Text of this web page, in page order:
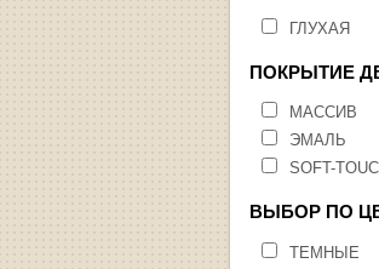
ГЛУХАЯ
ПОКРЫТИЕ
МАССИВ
ЭМАЛЬ
SOFT-
ВЫБОР ПО
ТЕМНЫЕ